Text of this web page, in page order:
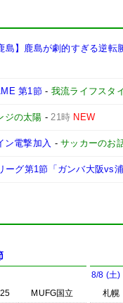
島】鹿島が劇的すぎる逆
第1節 - 我流ライフスタ
ジの太陽 -21時 NEW
ン電撃加入 -サッカーのお
ーグ第1節「ガンバ大阪vs浦
MUFG国立
8/8 (土)
札幌